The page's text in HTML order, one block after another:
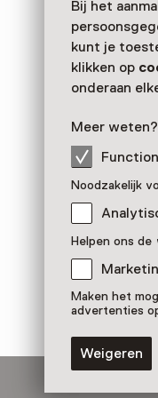
Bij het
kunt je
klikken op
onderaan
Meer
Noodzakelijk
Helpen ons
Maken het
advertenties
Weigeren
Pronkstuk
Hortus
Blijf